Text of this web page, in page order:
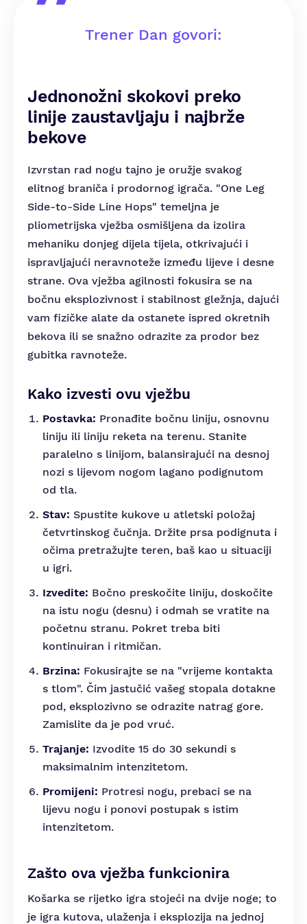
Trener Dan govori:
Jednonožni skokovi preko
linije zaustavljaju i najbrže
bekove
Izvrstan rad nogu tajno je oružje svakog
elitnog braniča i prodornog igrača. "One Leg
Side-to-Side Line Hops" temeljna je
pliometrijska vježba osmišljena da izolira
mehaniku donjeg dijela tijela, otkrivajući i
ispravljajući neravnoteže između lijeve i desne
strane. Ova vježba agilnosti fokusira se na
bočnu eksplozivnost i stabilnost gležnja, dajući
vam fizičke alate da ostanete ispred okretnih
bekova ili se snažno odrazite za prodor bez
gubitka ravnoteže.
Kako izvesti ovu vježbu
Postavka: Pronađite bočnu liniju, osnovnu
liniju ili liniju reketa na terenu. Stanite
paralelno s linijom, balansirajući na desnoj
nozi s lijevom nogom lagano podignutom
od tla.
Stav: Spustite kukove u atletski položaj
četvrtinskog čučnja. Držite prsa podignuta i
očima pretražujte teren, baš kao u situaciji
u igri.
Izvedite: Bočno preskočite liniju, doskočite
na istu nogu (desnu) i odmah se vratite na
početnu stranu. Pokret treba biti
kontinuiran i ritmičan.
Brzina: Fokusirajte se na "vrijeme kontakta
s tlom". Čim jastučić vašeg stopala dotakne
pod, eksplozivno se odrazite natrag gore.
Zamislite da je pod vruć.
Trajanje: Izvodite 15 do 30 sekundi s
maksimalnim intenzitetom.
Promijeni: Protresi nogu, prebaci se na
lijevu nogu i ponovi postupak s istim
intenzitetom.
Zašto ova vježba funkcionira
Košarka se rijetko igra stojeći na dvije noge; to
je igra kutova, ulaženja i eksplozija na jednoj